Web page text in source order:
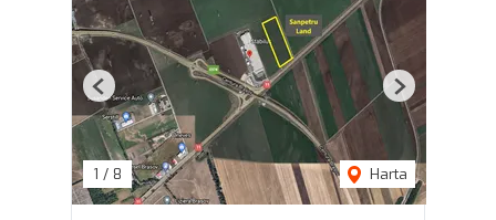
1 / 8 Harta
Previous Next